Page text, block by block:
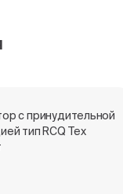
с принудительной
тип RCQ Тех